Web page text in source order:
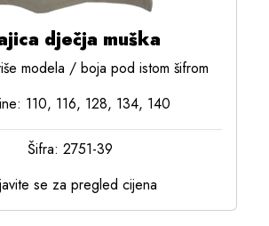
dječja muška
modela / boja pod istom šifrom
110, 116, 128, 134, 140
Šifra: 2751-39
se za pregled cijena